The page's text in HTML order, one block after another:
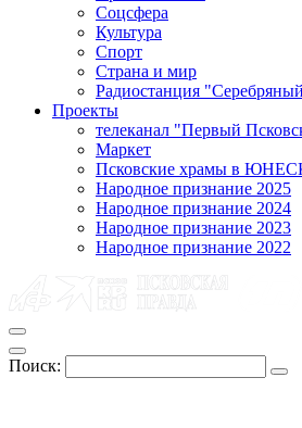
Соцсфера
Культура
Спорт
Страна и мир
Радиостанция
Проекты
телеканал "Первый
Маркет
Псковские храмы в
Народное признание 2025
Народное признание 2024
Народное признание 2023
Народное признание 2022
Поиск: